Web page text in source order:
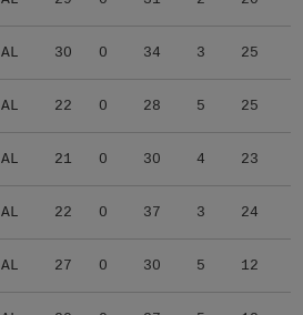
AL 30 0 34 3 25
AL 22 0 28 5 25
AL 21 0 30 4 23
AL 22 0 37 3 24
AL 27 0 30 5 12